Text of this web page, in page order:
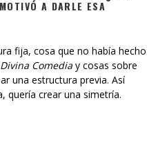
A DARLE ESA
fija, cosa que no había hecho
Comedia y cosas sobre
una estructura previa. Así
quería crear una simetría.